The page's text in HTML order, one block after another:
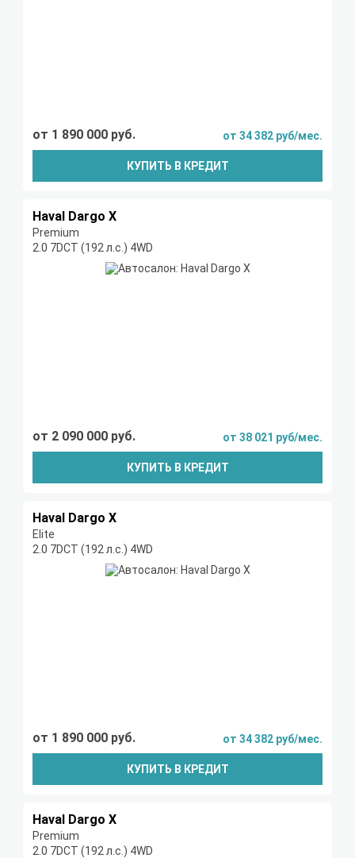
от 1 890 000 руб. от 34 382 руб/мес.
КУПИТЬ В КРЕДИТ
Haval Dargo X
Premium
2.0 7DCT (192 л.с.) 4WD
от 2 090 000 руб. от 38 021 руб/мес.
КУПИТЬ В КРЕДИТ
Haval Dargo X
Elite
2.0 7DCT (192 л.с.) 4WD
от 1 890 000 руб. от 34 382 руб/мес.
КУПИТЬ В КРЕДИТ
Haval Dargo X
Premium
2.0 7DCT (192 л.с.) 4WD